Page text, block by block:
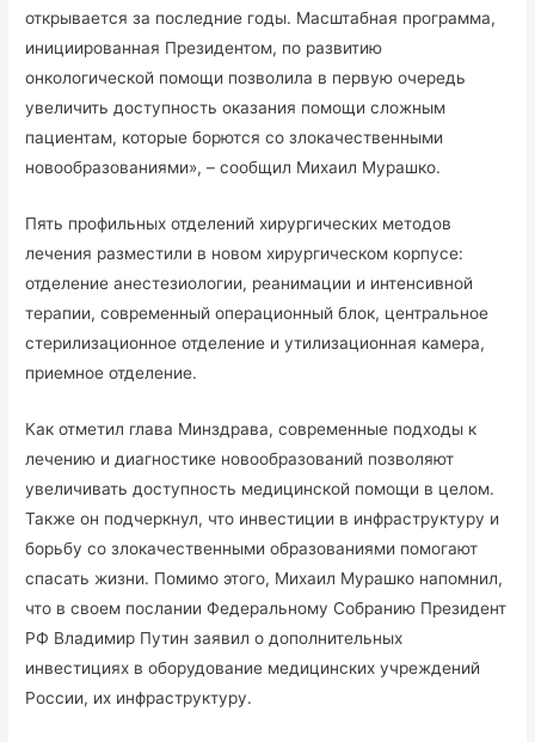
открывается за последние годы. Масштабная программа,
инициированная Президентом, по развитию
онкологической помощи позволила в первую очередь
увеличить доступность оказания помощи сложным
пациентам, которые борются со злокачественными
новообразованиями», – сообщил Михаил Мурашко.
Пять профильных отделений хирургических методов
лечения разместили в новом хирургическом корпусе:
отделение анестезиологии, реанимации и интенсивной
терапии, современный операционный блок, центральное
стерилизационное отделение и утилизационная камера,
приемное отделение.
Как отметил глава Минздрава, современные подходы к
лечению и диагностике новообразований позволяют
увеличивать доступность медицинской помощи в целом.
Также он подчеркнул, что инвестиции в инфраструктуру и
борьбу со злокачественными образованиями помогают
спасать жизни. Помимо этого, Михаил Мурашко напомнил,
что в своем послании Федеральному Собранию Президент
РФ Владимир Путин заявил о дополнительных
инвестициях в оборудование медицинских учреждений
России, их инфраструктуру.